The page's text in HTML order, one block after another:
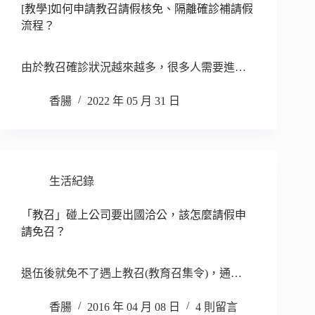
[教學]如何申請教召請假核免、隔離確診補請假
流程？
由於教召確診狀況越來越多，很多人需要進…
香腸 2022 年 05 月 31 日
生活紀錄
「教召」碰上公司要出國洽公，該怎麼請假申
請免召？
退伍後就免不了遇上教召(教育召集令)，通…
香腸 2016 年 04 月 08 日 4 則留言